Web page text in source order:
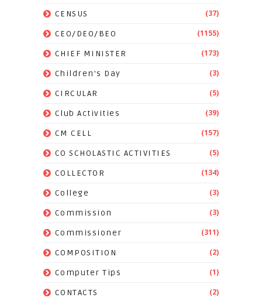
CENSUS (37)
CEO/DEO/BEO (1155)
CHIEF MINISTER (173)
Children's Day (3)
CIRCULAR (5)
Club Activities (39)
CM CELL (157)
CO SCHOLASTIC ACTIVITIES (5)
COLLECTOR (134)
College (3)
Commission (3)
Commissioner (311)
COMPOSITION (2)
Computer Tips (1)
CONTACTS (2)